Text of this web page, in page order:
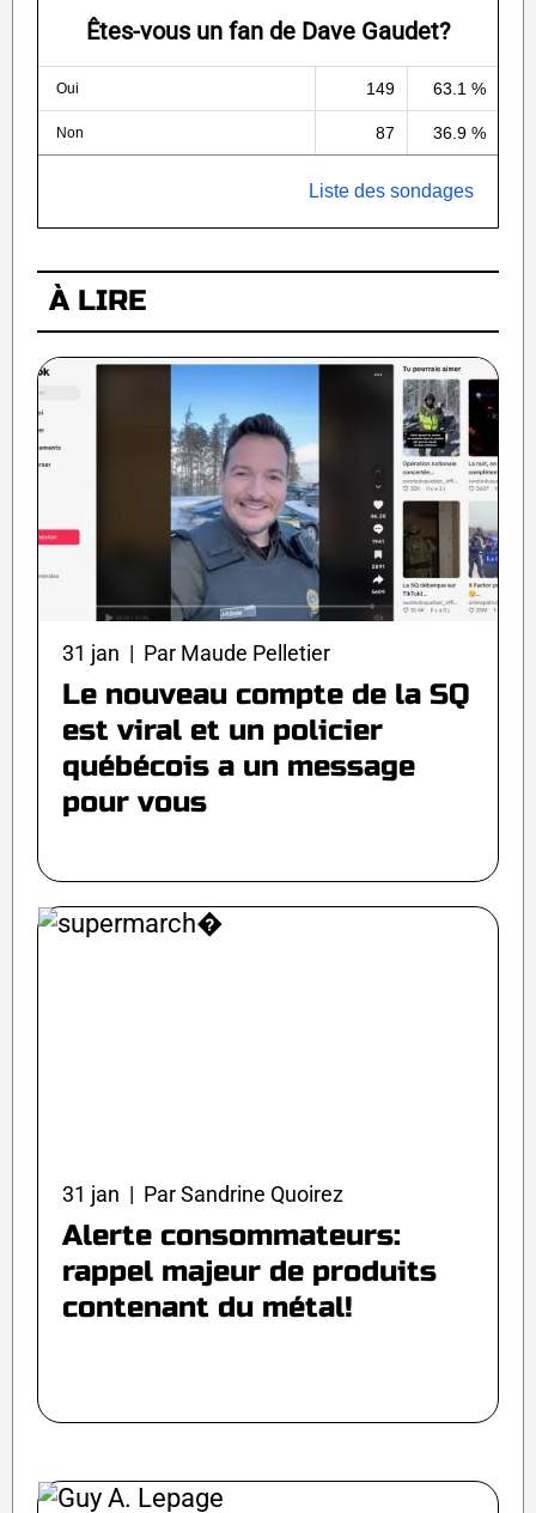
Êtes-vous un fan de Dave Gaudet?
Oui 149 63.1 %
Non 87 36.9 %
Liste des sondages
À LIRE
31 jan | Par Maude Pelletier
Le nouveau compte de la SQ
est viral et un policier
québécois a un message
pour vous
31 jan | Par Sandrine Quoirez
Alerte consommateurs:
rappel majeur de produits
contenant du métal!